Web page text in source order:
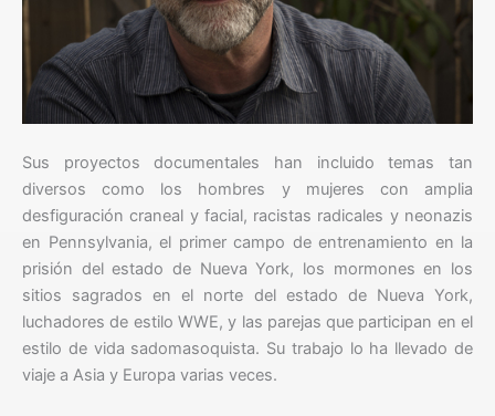
Sus proyectos documentales han incluido temas tan
diversos como los hombres y mujeres con amplia
desfiguración craneal y facial, racistas radicales y neonazis
en Pennsylvania, el primer campo de entrenamiento en la
prisión del estado de Nueva York, los mormones en los
sitios sagrados en el norte del estado de Nueva York,
luchadores de estilo WWE, y las parejas que participan en el
estilo de vida sadomasoquista. Su trabajo lo ha llevado de
viaje a Asia y Europa varias veces.